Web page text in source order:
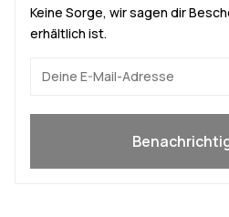
Keine Sorge, wir sagen dir
erhältlich ist.